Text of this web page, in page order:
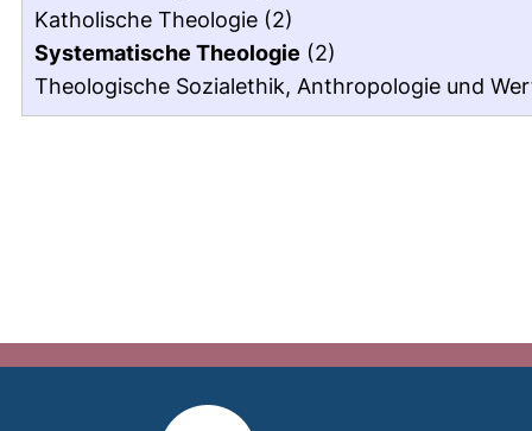
Katholische Theologie (2)
Systematische Theologie (2)
Theologische Sozialethik, Anthropologie und